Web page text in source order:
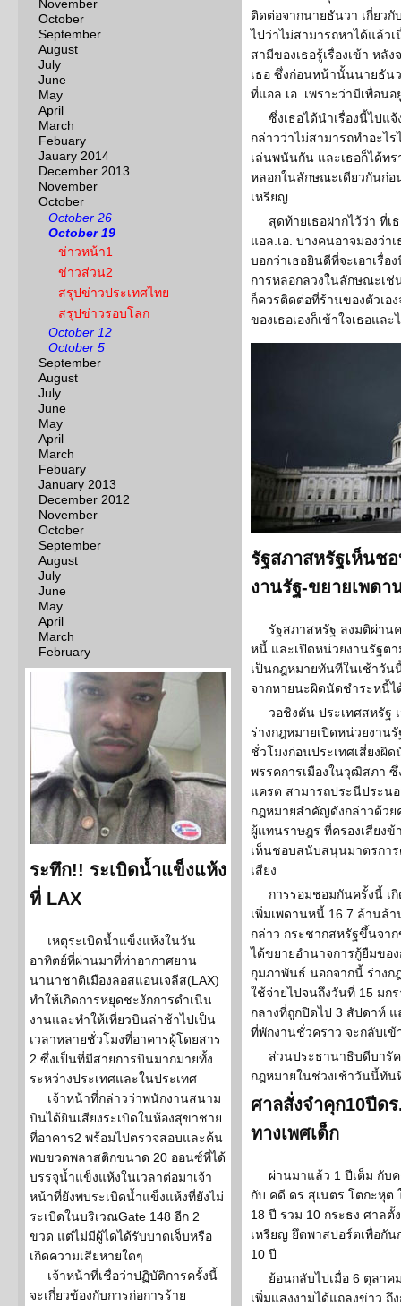
November
October
September
August
July
June
May
April
March
Febuary
Jauary 2014
December 2013
November
October
October 26
October 19
ข่าวหน้า1
ข่าวส่วน2
สรุปข่าวประเทศไทย
สรุปข่าวรอบโลก
October 12
October 5
September
August
July
June
May
April
March
Febuary
January 2013
December 2012
November
October
September
August
July
June
May
April
March
February
ระทึก!! ระเบิดน้ำแข็งแห้ง
ที่ LAX
เหตุระเบิดน้ำแข็งแห้งในวัน
อาทิตย์ที่ผ่านมาที่ท่าอากาศยาน
นานาชาติเมืองลอสแอนเจลีส(LAX)
ทำให้เกิดการหยุดชะงักการดำเนิน
งานและทำให้เที่ยวบินล่าช้าไปเป็น
เวลาหลายชั่วโมงที่อาคารผู้โดยสาร
2 ซึ่งเป็นที่มีสายการบินมากมายทั้ง
ระหว่างประเทศและในประเทศ
เจ้าหน้าที่กล่าวว่าพนักงานสนาม
บินได้ยินเสียงระเบิดในห้องสุขาชาย
ที่อาคาร2 พร้อมไปตรวจสอบและค้น
พบขวดพลาสติกขนาด 20 ออนซ์ที่ได้
บรรจุน้ำแข็งแห้งในเวลาต่อมาเจ้า
หน้าที่ยังพบระเบิดน้ำแข็งแห้งที่ยังไม่
ระเบิดในบริเวณGate 148 อีก 2
ขวด แต่ไม่มีผู้ไดได้รับบาดเจ็บหรือ
เกิดความเสียหายใดๆ
เจ้าหน้าที่เชื่อว่าปฏิบัติการครั้งนี้
จะเกี่ยวข้องกับการก่อการร้าย
ติดต่อจากนายธันวา เกี่ยวกั
ไปว่าไม่สามารถหาได้แล้ว
สามีของเธอรู้เรื่องเข้า ห
เธอ ซึ่งก่อนหน้านั้นนายธัน
ที่แอล.เอ. เพราะว่ามีเพื่อน
ซึ่งเธอได้นำเรื่องนี้ไปแ
กล่าวว่าไม่สามารถทำอะไ
เล่นพนันกัน และเธอก็ได้ท
หลอกในลักษณะเดียวกันก่อ
เหรียญ
สุดท้ายเธอฝากไว้ว่า ที่
แอล.เอ. บางคนอาจมองว่า
บอกว่าเธอยินดีที่จะเอาเรื่อ
การหลอกลวงในลักษณะเ
ก็ควรติดต่อที่ร้านของตัวเอ
ของเธอเองก็เข้าใจเธอแล
รัฐสภาสหรัฐเห็นช
งานรัฐ-ขยายเพดา
รัฐสภาสหรัฐ ลงมติผ่าน
หนี้ และเปิดหน่วยงานรัฐต
เป็นกฎหมายทันทีในเช้าวั
จากหายนะผิดนัดชำระหนี้ไ
วอชิงตัน ประเทศสหรัฐ
ร่างกฎหมายเปิดหน่วยงาน
ชั่วโมงก่อนประเทศเสี่ยงผิ
พรรคการเมืองในวุฒิสภา ซึ่
แครต สามารถประนีประน
กฎหมายสำคัญดังกล่าวด้วย
ผู้แทนราษฎร ที่ครองเสียง
เห็นชอบสนับสนุนมาตรการ
เสียง
การรอมชอมกันครั้งนี้ เ
เพิ่มเพดานหนี้ 16.7 ล้านล้
กล่าว กระชากสหรัฐขึ้นจา
ได้ขยายอำนาจการกู้ยืมขอ
กุมภาพันธ์ นอกจากนี้ ร่างก
ใช้จ่ายไปจนถึงวันที่ 15 มก
กลางที่ถูกปิดไป 3 สัปดาห์
ที่พักงานชั่วคราว จะกลับเ
ส่วนประธานาธิบดีบารั
กฎหมายในช่วงเช้าวันนี้ทัน
ศาลสั่งจำคุก10ปีด
ทางเพศเด็ก
ผ่านมาแล้ว 1 ปีเต็ม กับ
กับ คดี ดร.สุเนตร โตกะหุต
18 ปี รวม 10 กระธง ศาลตั้
เหรียญ ยึดพาสปอร์ตเพื่อกั
10 ปี
ย้อนกลับไปเมื่อ 6 ตุลาค
เพิ่มแสงงามได้แถลงข่าว ถึ